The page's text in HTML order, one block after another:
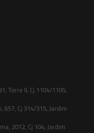
Torre II, Cj 1104/1105,
657, Cj 314/315, Jardim
2012, Cj 104, Jardim